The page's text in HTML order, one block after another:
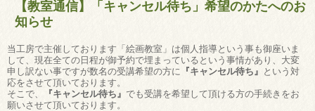
【教室通信】「キャンセル待ち」希望のかたへのお
知らせ
当工房で主催しております「絵画教室」は個人指導という事も御座いま
して、現在全ての日程が御予約で埋まっているという事情があり、大変
申し訳ない事ですが数名の受講希望の方に
『キャンセル待ち』 という対
応をさせて頂いております。
そこで、
『キャンセル待ち』 でも受講を希望して頂ける方の手続きをお
願いさせて頂いております。